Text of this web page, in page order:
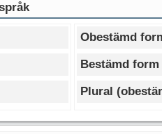
Obestämd
Bestämd form
Plural